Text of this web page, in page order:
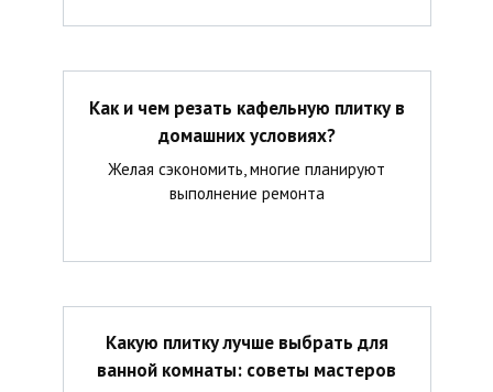
Как и чем резать кафельную плитку в
домашних условиях?
Желая сэкономить, многие планируют
выполнение ремонта
Какую плитку лучше выбрать для
ванной комнаты: советы мастеров